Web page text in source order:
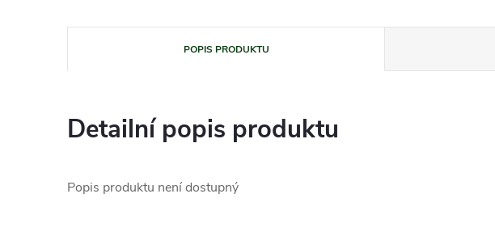
POPIS PRODUKTU
Detailní popis produktu
Popis produktu není dostupný